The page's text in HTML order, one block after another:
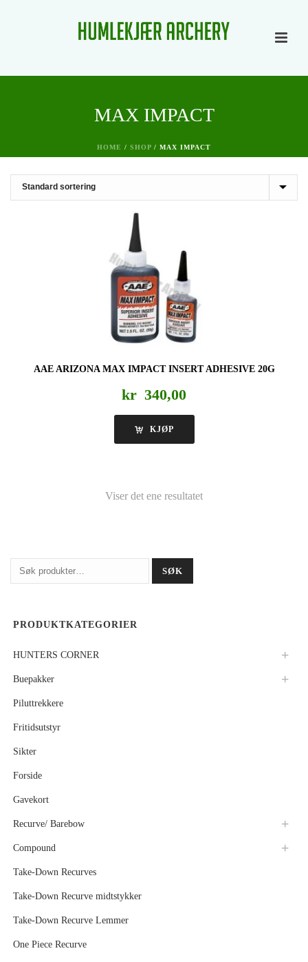
MAX IMPACT
HOME / SHOP / MAX IMPACT
AAE ARIZONA MAX IMPACT INSERT ADHESIVE 20G
kr 340,00
KJØP
Viser det ene resultatet
Søk
etter:
SØK
PRODUKTKATEGORIER
HUNTERS CORNER
Buepakker
Piluttrekkere
Fritidsutstyr
Sikter
Forside
Gavekort
Recurve/ Barebow
Compound
Take-Down Recurves
Take-Down Recurve midtstykker
Take-Down Recurve Lemmer
One Piece Recurve